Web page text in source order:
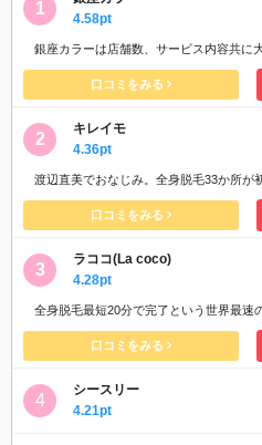
4.58pt
銀座カラーは店舗数、サービス内容共に
口コミをみる
キレイモ
4.36pt
渡辺直美でおなじみ。全身脱毛33か所が
口コミをみる
ラココ(La coco)
4.28pt
全身脱毛最短20分で完了という世界最速
口コミをみる
シースリー
4.21pt